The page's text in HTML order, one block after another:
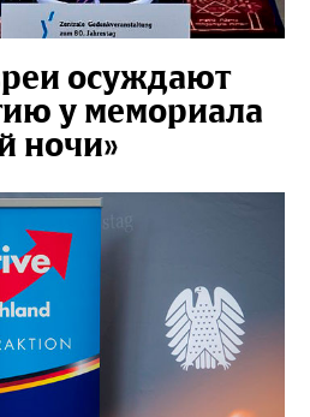
осуждают
у мемориала
ночи»